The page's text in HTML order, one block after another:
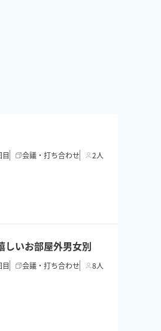
目 会議・打ち合わせ 2人
しいお部屋外男女別
目 会議・打ち合わせ 8人